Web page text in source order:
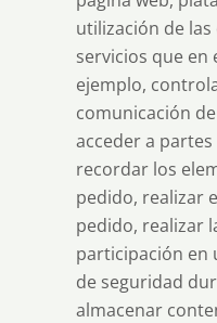
utilización de
servicios que en
ejemplo,
comunicación
acceder a
recordar los
pedido, realizar
pedido, realizar
participación en
de seguridad
almacenar